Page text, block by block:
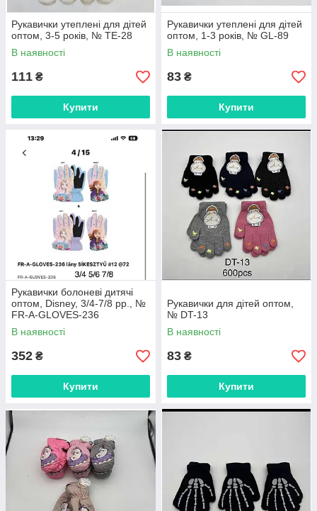
Рукавички утеплені для дітей
оптом, 3-5 років, № TE-28
В наявності
111 ₴
Купити
Рукавички утеплені для дітей
оптом, 1-3 років, № GL-89
В наявності
83 ₴
Купити
Рукавички болоневі дитячі
оптом, Disney, 3/4-7/8 рр., №
FR-A-GLOVES-236
В наявності
352 ₴
Купити
Рукавички для дітей оптом,
№ DT-13
В наявності
83 ₴
Купити